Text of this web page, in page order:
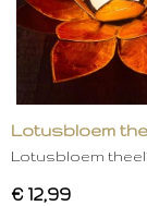
Lotusbloem
Lotusbloem
€ 12,99